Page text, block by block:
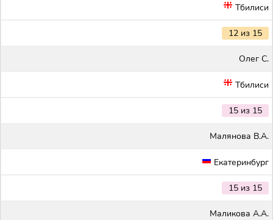
Тбилиси
12 из 15
Олег С.
Тбилиси
15 из 15
Малянова В.А.
Екатеринбург
15 из 15
Маликова А.А.